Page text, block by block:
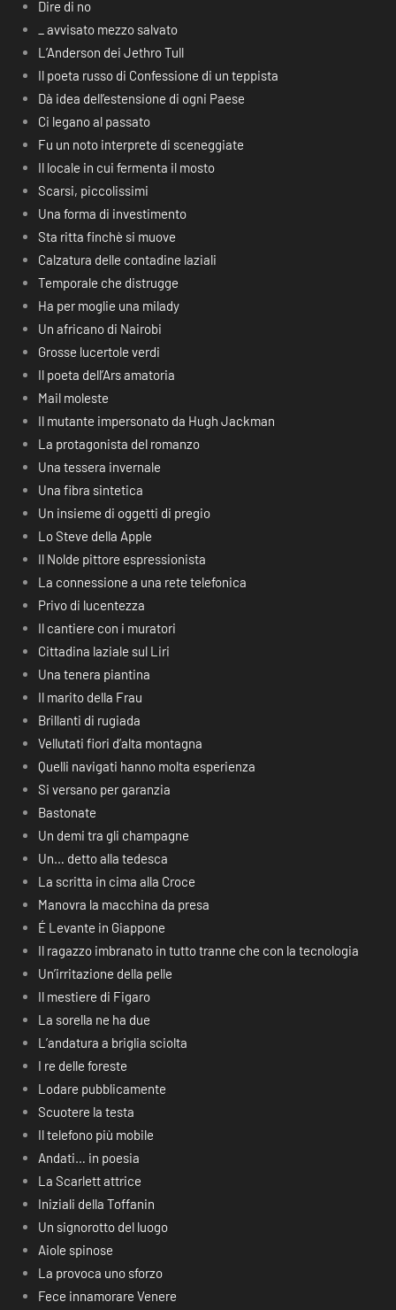
Dire di no
_ avvisato mezzo salvato
L’Anderson dei Jethro Tull
Il poeta russo di Confessione di un teppista
Dà idea dell’estensione di ogni Paese
Ci legano al passato
Fu un noto interprete di sceneggiate
Il locale in cui fermenta il mosto
Scarsi, piccolissimi
Una forma di investimento
Sta ritta finchè si muove
Calzatura delle contadine laziali
Temporale che distrugge
Ha per moglie una milady
Un africano di Nairobi
Grosse lucertole verdi
Il poeta dell’Ars amatoria
Mail moleste
Il mutante impersonato da Hugh Jackman
La protagonista del romanzo
Una tessera invernale
Una fibra sintetica
Un insieme di oggetti di pregio
Lo Steve della Apple
Il Nolde pittore espressionista
La connessione a una rete telefonica
Privo di lucentezza
Il cantiere con i muratori
Cittadina laziale sul Liri
Una tenera piantina
Il marito della Frau
Brillanti di rugiada
Vellutati fiori d’alta montagna
Quelli navigati hanno molta esperienza
Si versano per garanzia
Bastonate
Un demi tra gli champagne
Un… detto alla tedesca
La scritta in cima alla Croce
Manovra la macchina da presa
É Levante in Giappone
Il ragazzo imbranato in tutto tranne che con la tecnologia
Un’irritazione della pelle
Il mestiere di Figaro
La sorella ne ha due
L’andatura a briglia sciolta
I re delle foreste
Lodare pubblicamente
Scuotere la testa
Il telefono più mobile
Andati… in poesia
La Scarlett attrice
Iniziali della Toffanin
Un signorotto del luogo
Aiole spinose
La provoca uno sforzo
Fece innamorare Venere